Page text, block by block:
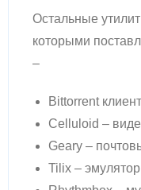
Остальные
которыми
–
Bittorrent
Celluloid –
Geary –
Tilix –